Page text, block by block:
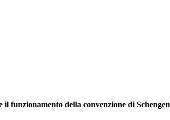
funzionamento della convenzione di Schengen